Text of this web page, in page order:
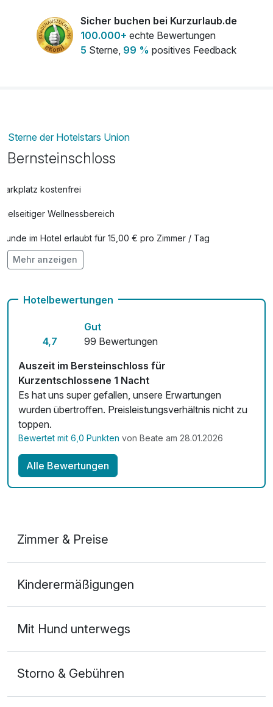
Kaffeezeit im Schloss 7,00 €
Sicher buchen bei Kurzurlaub.de
100.000+ echte Bewertungen
5 Sterne, 99 % positives Feedback
Sterne der Hotelstars Union
Bernsteinschloss
Parkplatz kostenfrei
Vielseitiger Wellnessbereich
Hunde im Hotel erlaubt für 15,00 € pro Zimmer / Tag
Auch vegetarische Speisen
Kostenloses W-LAN
Zimmerservice verfügbar
Mit Hotelbar
Mehr anzeigen
Hotelbewertungen
4,7
Gut
99 Bewertungen
Auszeit im Bersteinschloss für
Kurzentschlossene 1 Nacht
Es hat uns super gefallen, unsere Erwartungen
wurden übertroffen. Preisleistungsverhältnis nicht zu
toppen.
Bewertet mit 6,0 Punkten von Beate am 28.01.2026
Alle Bewertungen
Zimmer & Preise
2 Erwachsene und 2 Kinder
Kinderermäßigungen
Mit Hund unterwegs
Storno & Gebühren